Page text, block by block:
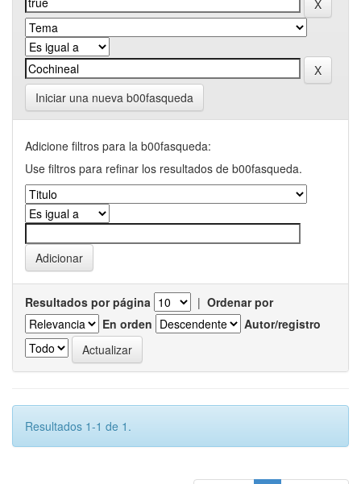
Iniciar una nueva b00fasqueda
Adicione filtros para la b00fasqueda:
Use filtros para refinar los resultados de b00fasqueda.
Resultados por página | Ordenar por
En orden
Autor/registro
Resultados 1-1 de 1.